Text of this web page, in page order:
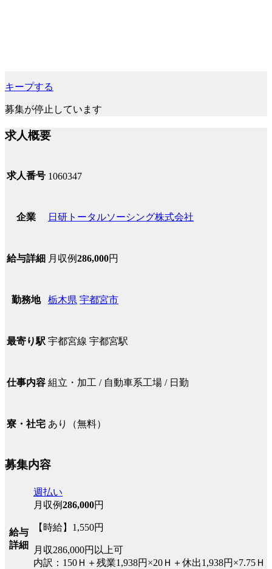
キープする
募集が停止しています
求人概要
求人番号 1060347
企業 日研トータルソーシング株式会社
給与詳細 月収例286,000円
勤務地 栃木県 宇都宮市
最寄り駅 宇都宮線 宇都宮駅
仕事内容 組立・加工 / 自動車系工場 / 日勤
寮・社宅 あり（無料）
募集内容
給与
詳細
週払い
月収例286,000円
【時給】1,550円
月収286,000円以上可
内訳：150Ｈ＋残業1,938円×20Ｈ＋休出1,938円×7.75Ｈ